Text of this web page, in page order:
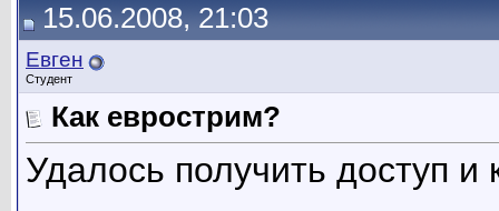
15.06.2008, 21:03
Евген
Студент
Как еврострим?
Удалось получить доступ и